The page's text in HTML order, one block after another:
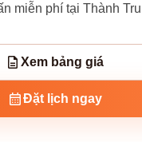
miễn phí tại Thành
Xem bảng giá
Đặt lịch ngay